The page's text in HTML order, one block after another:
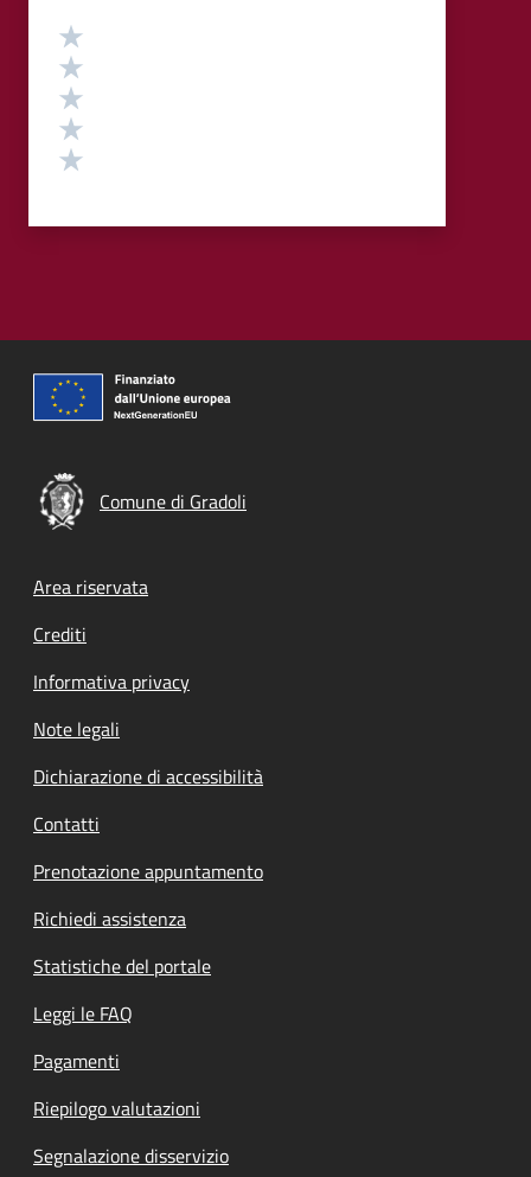
Valutazione
Comune di Gradoli
Footer menu
Area riservata
Crediti
Informativa privacy
Note legali
Dichiarazione di accessibilità
Contatti
Prenotazione appuntamento
Richiedi assistenza
Statistiche del portale
Leggi le FAQ
Pagamenti
Riepilogo valutazioni
Segnalazione disservizio